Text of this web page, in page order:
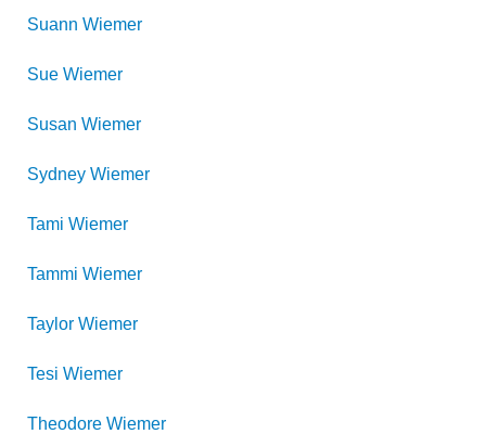
Suann Wiemer
Sue Wiemer
Susan Wiemer
Sydney Wiemer
Tami Wiemer
Tammi Wiemer
Taylor Wiemer
Tesi Wiemer
Theodore Wiemer